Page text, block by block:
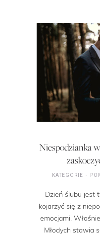
Niespodzianka
KATEGORIE
Dzień ślubu jest
kojarzyć się z
emocjami.
Młodych stawia